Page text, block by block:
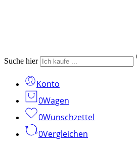
Suche hier
Konto
0Wagen
0Wunschzettel
0Vergleichen